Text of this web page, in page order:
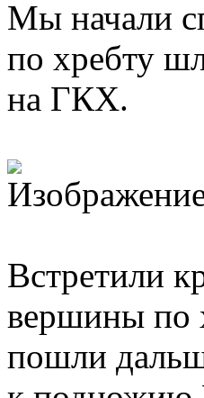
Мы начали
по хребту
на ГКХ.
Встретили
вершины по
пошли